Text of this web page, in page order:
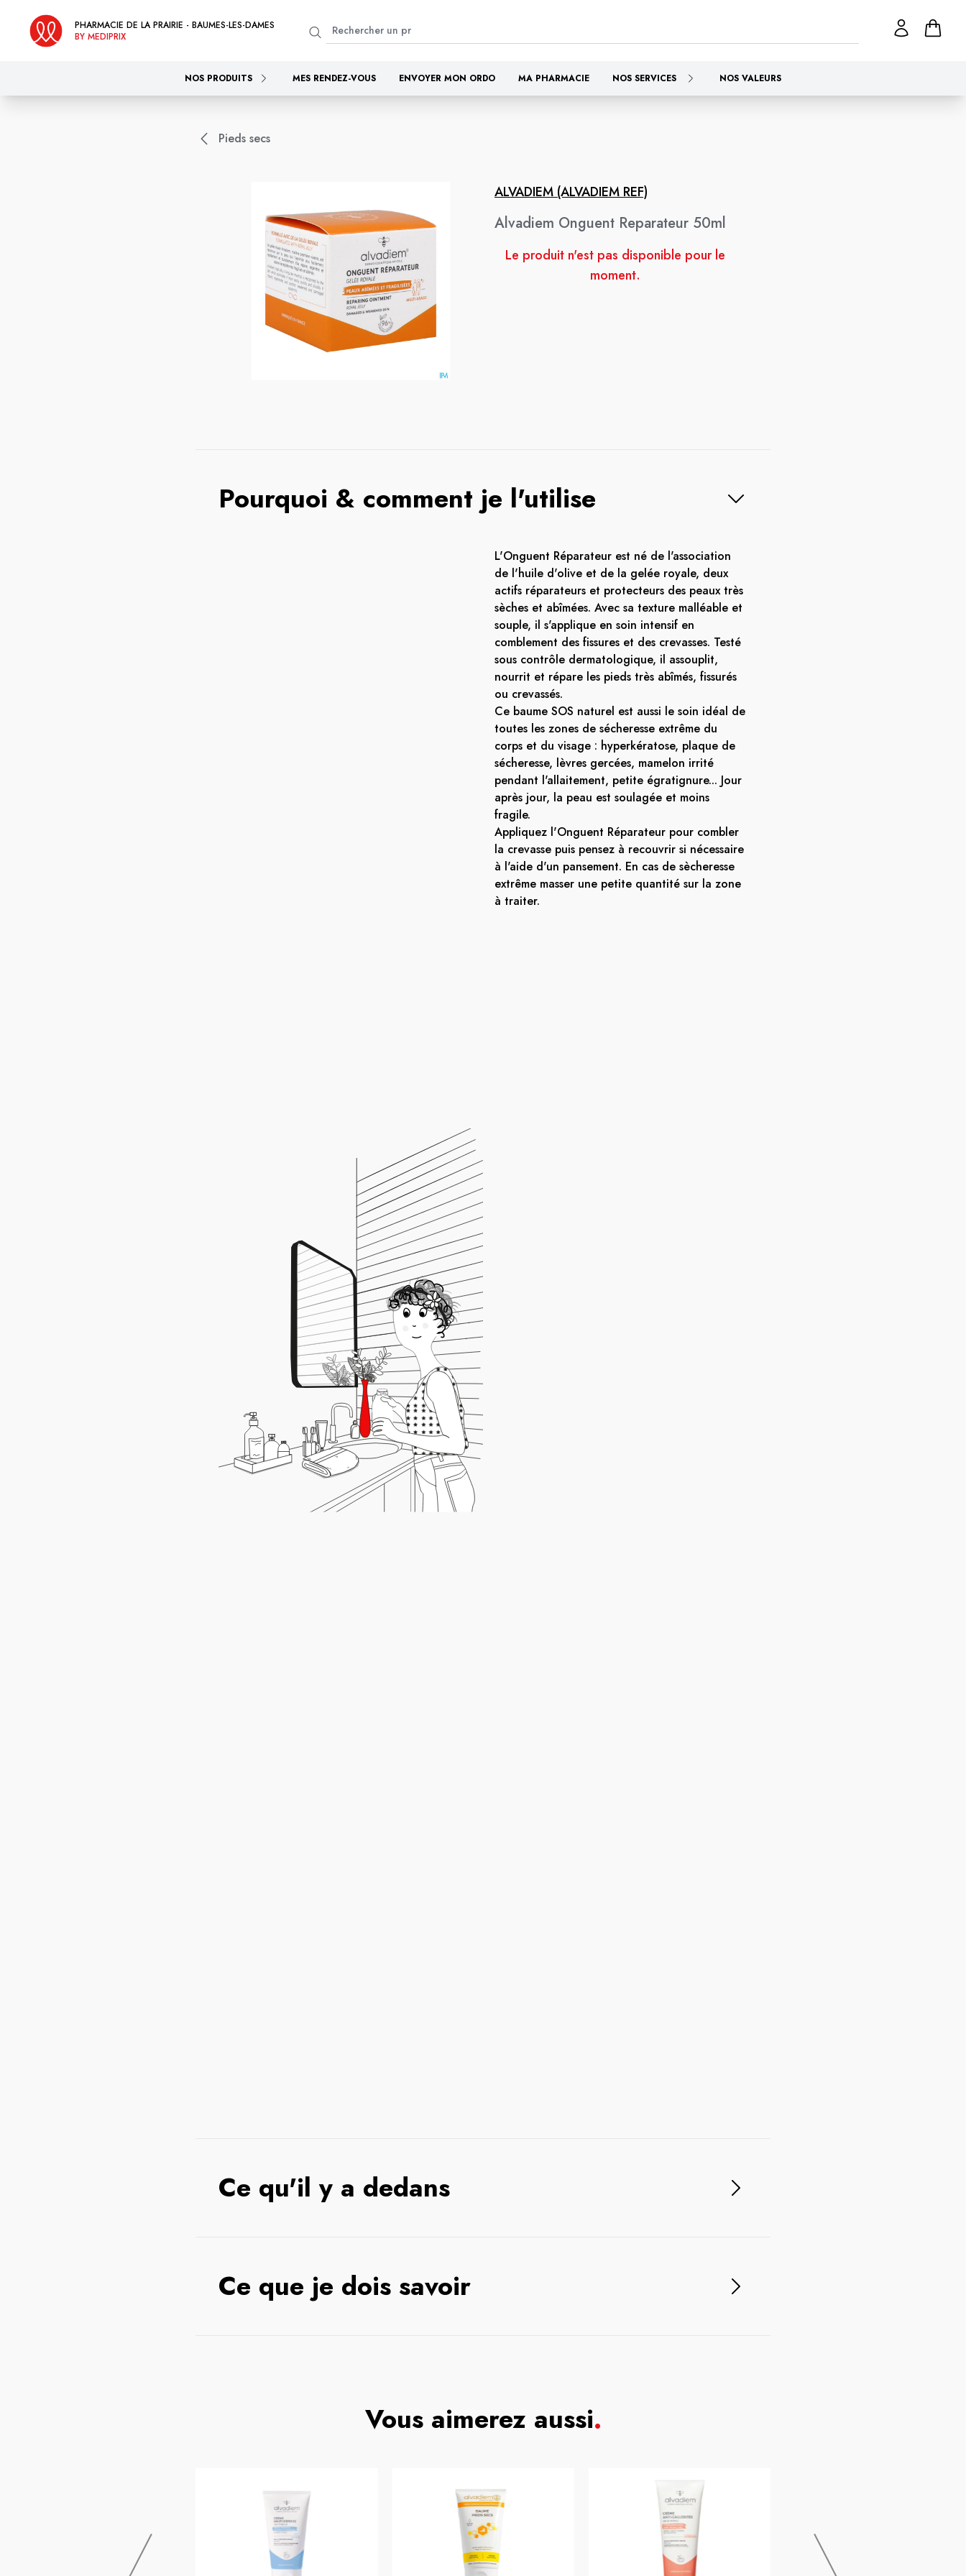
PHARMACIE DE LA PRAIRIE - BAUMES-LES-DAMES
BY MEDIPRIX
NOS PRODUITS MES RENDEZ-VOUS ENVOYER MON ORDO MA PHARMACIE NOS SERVICES NOS VALEURS
Pieds secs
ALVADIEM (ALVADIEM REF)
Alvadiem Onguent Reparateur 50ml
Le produit n'est pas disponible pour le
moment.
Pourquoi & comment je l'utilise
L'Onguent Réparateur est né de l'association
de l'huile d'olive et de la gelée royale, deux
actifs réparateurs et protecteurs des peaux très
sèches et abîmées. Avec sa texture malléable et
souple, il s'applique en soin intensif en
comblement des fissures et des crevasses. Testé
sous contrôle dermatologique, il assouplit,
nourrit et répare les pieds très abîmés, fissurés
ou crevassés.
Ce baume SOS naturel est aussi le soin idéal de
toutes les zones de sécheresse extrême du
corps et du visage : hyperkératose, plaque de
sécheresse, lèvres gercées, mamelon irrité
pendant l'allaitement, petite égratignure... Jour
après jour, la peau est soulagée et moins
fragile.
Appliquez l'Onguent Réparateur pour combler
la crevasse puis pensez à recouvrir si nécessaire
à l'aide d'un pansement. En cas de sècheresse
extrême masser une petite quantité sur la zone
à traiter.
Ce qu'il y a dedans
Ce que je dois savoir
Vous aimerez aussi.